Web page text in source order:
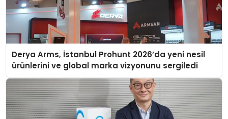
Derya Arms, İstanbul Prohunt 2026’da yeni nesil
ürünlerini ve global marka vizyonunu sergiledi